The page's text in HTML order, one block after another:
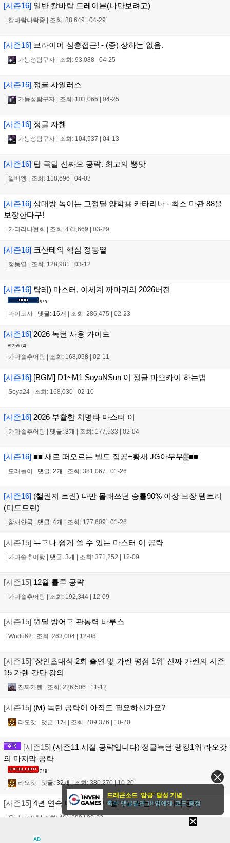
[시즌16] 일반 칼바람 드레이븐(나만보려고)
칼바람나락중 조회: 88,649 04-29
[시즌16] 브라이어 심층접근! - (중) 상하는 없음.
가능성탐구자 조회: 93,088 04-25
[시즌16] 정글 사일러스
가능성탐구자 조회: 103,066 04-25
[시즌16] 정글 자헨
가능성탐구자 조회: 104,537 04-13
[시즌16] 탑 극딜 신짜오 공략. 최고의 뽕맛
일베엥 조회: 118,696 04-03
[시즌16] 상대방 녹이는 고정딜 양학용 카타리나 - 최소 마관 88을
보장한다구!
카타리나협회 조회: 473,669 03-29
[시즌16] 크산테의 핵심 정동열
정동열 조회: 128,981 03-12
[시즌16] 탑레) 마스터, 이세계 까마귀의 2026버전
5 / 9
마이도사 댓글: 16개 조회: 286,475 02-23
[시즌16] 2026 녹턴 사용 가이드
평가중 (2)
| 가마솥추어탕 | 조회: 168,058 | 02-11
[시즌16] [BGM] D1~M1 SoyaNSun 이 정글 마오카이 하는법
| Soya24 | 조회: 168,030 | 02-10
[시즌16] 2026 부활한 치명타 마스터 이
| 가마솥추어탕 | 댓글: 3개 | 조회: 177,533 | 02-04
[시즌16] ■■ 새로 떠오르는 빌드 집공+황새 JG아무무▒■■
| 모래놀이 | 댓글: 2개 | 조회: 381,067 | 01-26
[시즌16] (챌린저 트린) 나만 몰래쓰던 승률90% 이상 보장 템트리
(미드트린)
| 참새얀쿡 | 댓글: 4개 | 조회: 177,609 | 01-26
[시즌15] 누구나 쉽게 쓸 수 있는 마스터 이 공략
| 가마솥추어탕 | 댓글: 3개 | 조회: 371,252 | 12-09
[시즌15] 12월 룰루 공략
| 가마솥추어탕 | 조회: 192,344 | 12-09
[시즌15] 원딜 방어구 관통력 바루스
| Wndu62 | 조회: 263,004 | 12-08
[시즌15] '장인초대석 2회 출연 및 가렌 평점 1위' 진짜 가렌의 시즌
15 가렌 간단 강의
| 진짜가렌 | 조회: 226,506 | 11-12
[시즌15] (M) 녹턴 공략이 아직도 필요하신가요?
| 라오갓 | 댓글: 1개 | 조회: 209,376 | 10-20
[시즌15] (시즌11 시절 공략입니다) 정글녹턴 랭킹1위 라오갓
의 마지막 공략
7 / 8
라오갓 댓글: 32개|조회: 380,270|10-20
[시즌15] 4년 연속 마스터) 내가 볼려고 쓰는 카타리나 공략
| 용타는모데 | 조회: 461,289 | 09-23
AD
드래곤소드 '압긍' 달성 기념
축하 댓글달면 10 명에게 코드 증정